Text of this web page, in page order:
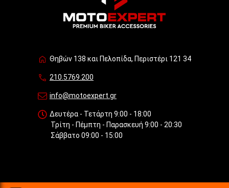
Θηβών 138 και Πελοπίδα, Περιστέρι 121 34
210.5769.200
info@motoexpert.gr
Δευτέρα - Τετάρτη 9:00 - 18:00
Τρίτη - Πέμπτη - Παρασκευή 9:00 - 20:30
Σάββατο 09:00 - 15:00